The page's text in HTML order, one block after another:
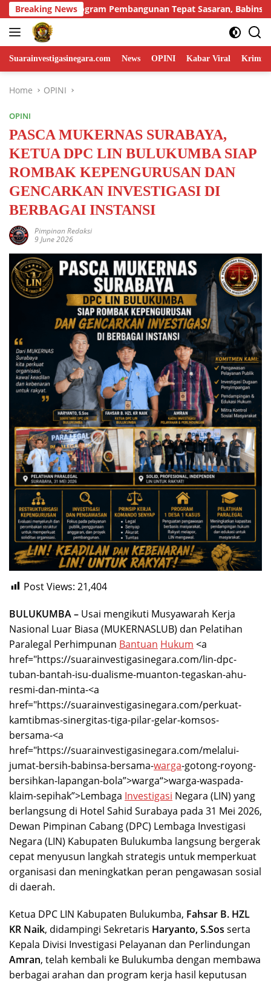
Skip
to
content
Breaking News
Tepat Sasaran, Babinsa Hadiri Musdes Demi Terwujudnya
Suarainvestigasinegara.com News OPINI Kabar Viral
Home OPINI
OPINI
PASCA MUKERNAS SURABAYA,
KETUA DPC LIN BULUKUMBA SIAP
ROMBAK KEPENGURUSAN DAN
GENCARKAN INVESTIGASI DI
BERBAGAI INSTANSI
Pimpinan Redaksi
9 June 2026
Post Views: 21,404
BULUKUMBA – Usai mengikuti Musyawarah Kerja
Nasional Luar Biasa (MUKERNASLUB) dan Pelatihan
Paralegal Perhimpunan Bantuan Hukum <a
href="https://suarainvestigasinegara.com/lin-dpc-
tuban-bantah-isu-dualisme-muanton-tegaskan-ahu-
resmi-dan-minta-<a
href="https://suarainvestigasinegara.com/perkuat-
kamtibmas-sinergitas-tiga-pilar-gelar-komsos-
bersama-<a
href="https://suarainvestigasinegara.com/melalui-
jumat-bersih-babinsa-bersama-warga-gotong-royong-
bersihkan-lapangan-bola”>warga“>warga-waspada-
klaim-sepihak”>Lembaga Investigasi Negara (LIN) yang
berlangsung di Hotel Sahid Surabaya pada 31 Mei 2026,
Dewan Pimpinan Cabang (DPC) Lembaga Investigasi
Negara (LIN) Kabupaten Bulukumba langsung bergerak
cepat menyusun langkah strategis untuk memperkuat
organisasi dan meningkatkan peran pengawasan sosial
di daerah.
Ketua DPC LIN Kabupaten Bulukumba, Fahsar B. HZL
KR Naik, didampingi Sekretaris Haryanto, S.Sos serta
Kepala Divisi Investigasi Pelayanan dan Perlindungan
Amran, telah kembali ke Bulukumba dengan membawa
berbagai arahan dan program kerja hasil keputusan